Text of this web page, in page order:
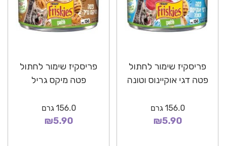
פריסקיז שימור לחתול
פטה דגי אוקיינוס וטונה
156.0 גרם
₪5.90
פריסקיז שימור לחתול
פטה מיקס גריל
156.0 גרם
₪5.90